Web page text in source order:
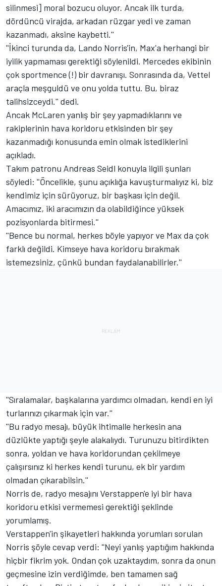
silinmesi] moral bozucu oluyor. Ancak ilk turda,
dördüncü virajda, arkadan rüzgar yedi ve zaman
kazanmadı, aksine kaybetti.''
''İkinci turunda da, Lando Norris'in, Max'a herhangi bir
iyilik yapmaması gerektiği söylenildi. Mercedes ekibinin
çok sportmence (!) bir davranışı. Sonrasında da, Vettel
araçla meşguldü ve onu yolda tuttu. Bu, biraz
talihsizceydi.'' dedi.
Ancak McLaren yanlış bir şey yapmadıklarını ve
rakiplerinin hava koridoru etkisinden bir şey
kazanmadığı konusunda emin olmak istediklerini
açıkladı.
Takım patronu Andreas Seidl konuyla ilgili şunları
söyledi: ''Öncelikle, şunu açıklığa kavuşturmalıyız ki, biz
kendimiz için sürüyoruz, bir başkası için değil.
Amacımız, iki aracımızın da olabildiğince yüksek
pozisyonlarda bitirmesi.''
''Bence bu normal, herkes böyle yapıyor ve Max da çok
farklı değildi. Kimseye hava koridoru bırakmak
istemezsiniz, çünkü bundan faydalanabilirler.''
''Sıralamalar, başkalarına yardımcı olmadan, kendi en iyi
turlarınızı çıkarmak için var.''
''Bu radyo mesajı, büyük ihtimalle herkesin ana
düzlükte yaptığı şeyle alakalıydı. Turunuzu bitirdikten
sonra, yoldan ve hava koridorundan çekilmeye
çalışırsınız ki herkes kendi turunu, ek bir yardım
olmadan çıkarabilsin.''
Norris de, radyo mesajını Verstappen'e iyi bir hava
koridoru etkisi vermemesi gerektiği şeklinde
yorumlamış.
Verstappen'in şikayetleri hakkında yorumları sorulan
Norris şöyle cevap verdi: ''Neyi yanlış yaptığım hakkında
hiçbir fikrim yok. Ondan çok uzaktaydım, sonra da onun
geçmesine izin verdiğimde, ben tamamen sağ